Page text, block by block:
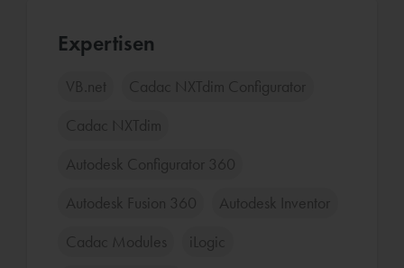
Expertisen
VB.net Cadac NXTdim Configurator
Cadac NXTdim
Autodesk Configurator 360
Autodesk Fusion 360 Autodesk Inventor
Cadac Modules iLogic